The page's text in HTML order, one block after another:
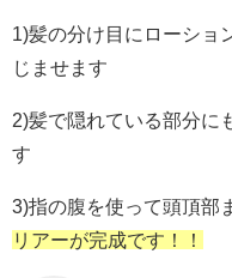
1)髪の分け目にローショ
じませます
2)髪で隠れている部分に
す
3)指の腹を使って頭頂部
リアーが完成です！！